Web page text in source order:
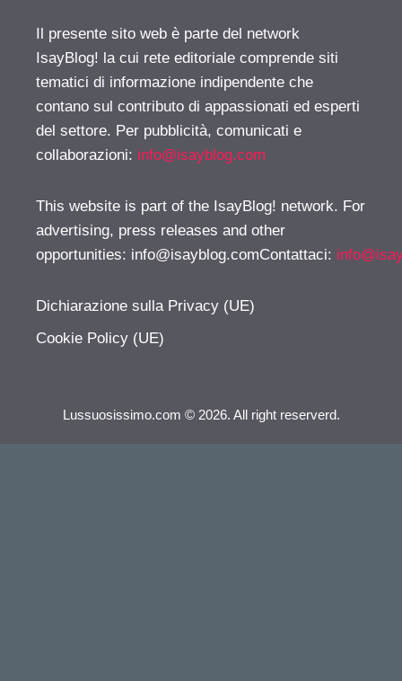
Il presente sito web è parte del network
IsayBlog! la cui rete editoriale comprende siti
tematici di informazione indipendente che
contano sul contributo di appassionati ed esperti
del settore. Per pubblicità, comunicati e
collaborazioni: info@isayblog.com
This website is part of the IsayBlog! network. For
advertising, press releases and other
opportunities: info@isayblog.comContattaci:
Dichiarazione sulla Privacy (UE)
Cookie Policy (UE)
Lussuosissimo.com © 2026. All right reserverd.